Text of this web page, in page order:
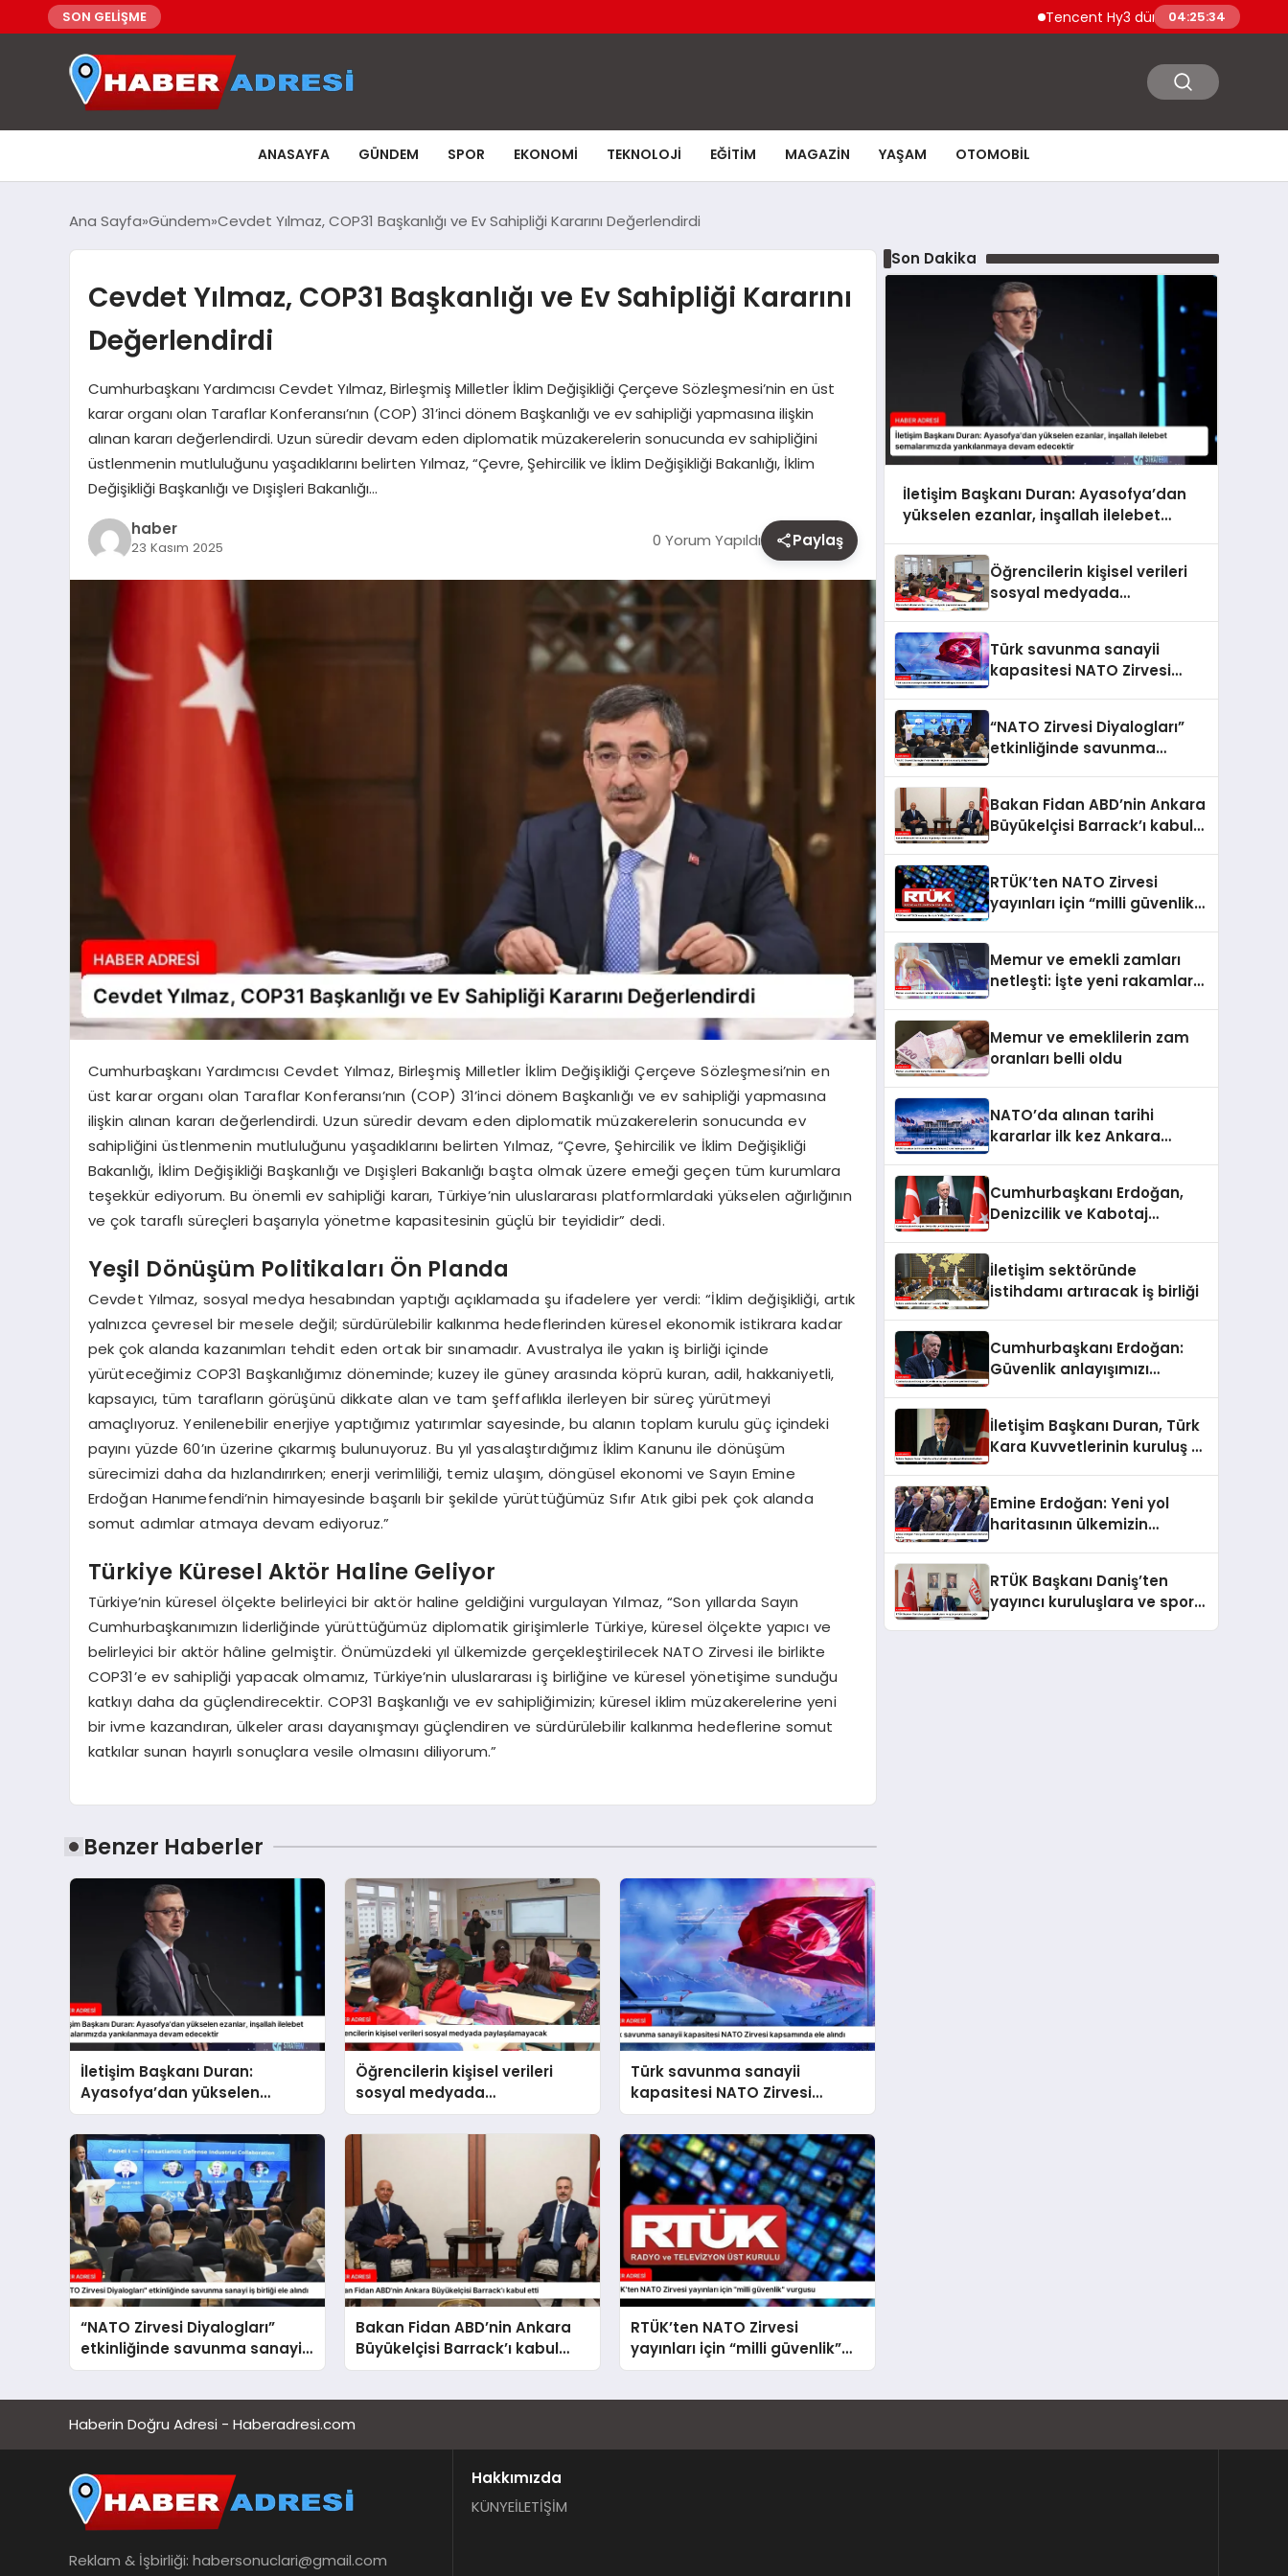
SON GELİŞME Tencent Hy3 dünya genelinde kullanıma
04:25:35
ANASAYFA GÜNDEM SPOR EKONOMI TEKNOLOJI EĞITIM MAGAZIN YAŞAM OTOMOBIL
Ana Sayfa Gündem Cevdet Yılmaz, COP31 Başkanlığı ve Ev Sahipliği Kararını Değerlendirdi
Cevdet Yılmaz, COP31 Başkanlığı ve Ev Sahipliği Kararını
Değerlendirdi
Cumhurbaşkanı Yardımcısı Cevdet Yılmaz, Birleşmiş Milletler İklim Değişikliği Çerçeve Sözleşmesi’nin en üst
karar organı olan Taraflar Konferansı’nın (COP) 31’inci dönem Başkanlığı ve ev sahipliği yapmasına ilişkin
alınan kararı değerlendirdi. Uzun süredir devam eden diplomatik müzakerelerin sonucunda ev sahipliğini
üstlenmenin mutluluğunu yaşadıklarını belirten Yılmaz, “Çevre, Şehircilik ve İklim Değişikliği Bakanlığı, İklim
Değişikliği Başkanlığı ve Dışişleri Bakanlığı…
haber
23 Kasım 2025 0 Yorum Yapıldı Paylaş
Cumhurbaşkanı Yardımcısı Cevdet Yılmaz, Birleşmiş Milletler İklim Değişikliği Çerçeve Sözleşmesi’nin en
üst karar organı olan Taraflar Konferansı’nın (COP) 31’inci dönem Başkanlığı ve ev sahipliği yapmasına
ilişkin alınan kararı değerlendirdi. Uzun süredir devam eden diplomatik müzakerelerin sonucunda ev
sahipliğini üstlenmenin mutluluğunu yaşadıklarını belirten Yılmaz, “Çevre, Şehircilik ve İklim Değişikliği
Bakanlığı, İklim Değişikliği Başkanlığı ve Dışişleri Bakanlığı başta olmak üzere emeği geçen tüm kurumlara
teşekkür ediyorum. Bu önemli ev sahipliği kararı, Türkiye’nin uluslararası platformlardaki yükselen ağırlığının
ve çok taraflı süreçleri başarıyla yönetme kapasitesinin güçlü bir teyididir” dedi.
Yeşil Dönüşüm Politikaları Ön Planda
Cevdet Yılmaz, sosyal medya hesabından yaptığı açıklamada şu ifadelere yer verdi: “İklim değişikliği, artık
yalnızca çevresel bir mesele değil; sürdürülebilir kalkınma hedeflerinden küresel ekonomik istikrara kadar
pek çok alanda kazanımları tehdit eden ortak bir sınamadır. Avustralya ile yakın iş birliği içinde
yürüteceğimiz COP31 Başkanlığımız döneminde; kuzey ile güney arasında köprü kuran, adil, hakkaniyetli,
kapsayıcı, tüm tarafların görüşünü dikkate alan ve tam şeffaflıkla ilerleyen bir süreç yürütmeyi
amaçlıyoruz. Yenilenebilir enerjiye yaptığımız yatırımlar sayesinde, bu alanın toplam kurulu güç içindeki
payını yüzde 60’ın üzerine çıkarmış bulunuyoruz. Bu yıl yasalaştırdığımız İklim Kanunu ile dönüşüm
sürecimizi daha da hızlandırırken; enerji verimliliği, temiz ulaşım, döngüsel ekonomi ve Sayın Emine
Erdoğan Hanımefendi’nin himayesinde başarılı bir şekilde yürüttüğümüz Sıfır Atık gibi pek çok alanda
somut adımlar atmaya devam ediyoruz.”
Türkiye Küresel Aktör Haline Geliyor
Türkiye’nin küresel ölçekte belirleyici bir aktör haline geldiğini vurgulayan Yılmaz, “Son yıllarda Sayın
Cumhurbaşkanımızın liderliğinde yürüttüğümüz diplomatik girişimlerle Türkiye, küresel ölçekte yapıcı ve
belirleyici bir aktör hâline gelmiştir. Önümüzdeki yıl ülkemizde gerçekleştirilecek NATO Zirvesi ile birlikte
COP31’e ev sahipliği yapacak olmamız, Türkiye’nin uluslararası iş birliğine ve küresel yönetişime sunduğu
katkıyı daha da güçlendirecektir. COP31 Başkanlığı ve ev sahipliğimizin; küresel iklim müzakerelerine yeni
bir ivme kazandıran, ülkeler arası dayanışmayı güçlendiren ve sürdürülebilir kalkınma hedeflerine somut
katkılar sunan hayırlı sonuçlara vesile olmasını diliyorum.”
Benzer Haberler
İletişim Başkanı Duran:
Ayasofya’dan yükselen
ezanlar, inşallah ilelebet
semalarımızda yankılanmaya
devam edecektir
Öğrencilerin kişisel verileri
sosyal medyada
paylaşılamayacak
Türk savunma sanayii
kapasitesi NATO Zirvesi
kapsamında ele alındı
“NATO Zirvesi Diyalogları”
etkinliğinde savunma sanayi
iş birliği ele alındı
Bakan Fidan ABD’nin Ankara
Büyükelçisi Barrack’ı kabul
etti
RTÜK’ten NATO Zirvesi
yayınları için “milli güvenlik”
vurgusu
Son Dakika
İletişim Başkanı Duran: Ayasofya’dan
yükselen ezanlar, inşallah ilelebet
edecektir
Öğrencilerin kişisel verileri
sosyal medyada
Türk savunma sanayii
kapasitesi NATO Zirvesi
“NATO Zirvesi Diyalogları”
etkinliğinde savunma
Bakan Fidan ABD’nin Ankara
Büyükelçisi Barrack’ı kabul
RTÜK’ten NATO Zirvesi
yayınları için “milli güvenlik”
Memur ve emekli zamları
netleşti: İşte yeni rakamlar
Memur ve emeklilerin zam
oranları belli oldu
NATO’da alınan tarihi
kararlar ilk kez Ankara
Cumhurbaşkanı Erdoğan,
Denizcilik ve Kabotaj
İletişim sektöründe
istihdamı artıracak iş birliği
Cumhurbaşkanı Erdoğan:
Güvenlik anlayışımızı
İletişim Başkanı Duran, Türk
Kara Kuvvetlerinin kuruluş yıl
Emine Erdoğan: Yeni yol
haritasının ülkemizin
RTÜK Başkanı Daniş’ten
yayıncı kuruluşlara ve spor
Haberin Doğru Adresi - Haberadresi.com
Reklam & İşbirliği: habersonuclari@gmail.com
Hakkımızda
KÜNYEİLETİŞİM